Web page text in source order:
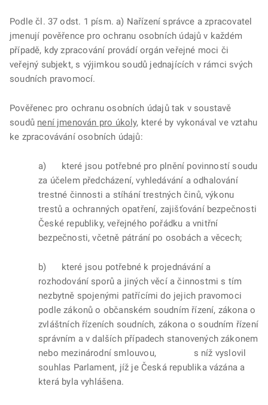
Podle čl. 37 odst. 1 písm. a) Nařízení správce a zpracovatel
jmenují pověřence pro ochranu osobních údajů v každém
případě, kdy zpracování provádí orgán veřejné moci či
veřejný subjekt, s výjimkou soudů jednajících v rámci svých
soudních pravomocí.
Pověřenec pro ochranu osobních údajů tak v soustavě
soudů není jmenován pro úkoly, které by vykonával ve vztahu
ke zpracovávání osobních údajů:
a) které jsou potřebné pro plnění povinností soudu
za účelem předcházení, vyhledávání a odhalování
trestné činnosti a stíhání trestných činů, výkonu
trestů a ochranných opatření, zajišťování bezpečnosti
České republiky, veřejného pořádku a vnitřní
bezpečnosti, včetně pátrání po osobách a věcech;
b) které jsou potřebné k projednávání a
rozhodování sporů a jiných věcí a činnostmi s tím
nezbytně spojenými patřícími do jejich pravomoci
podle zákonů o občanském soudním řízení, zákona o
zvláštních řízeních soudních, zákona o soudním řízení
správním a v dalších případech stanovených zákonem
nebo mezinárodní smlouvou, s níž vyslovil
souhlas Parlament, jíž je Česká republika vázána a
která byla vyhlášena.